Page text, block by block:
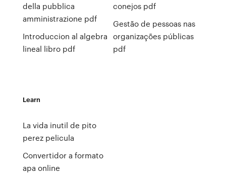
della pubblica
amministrazione pdf
Introduccion al algebra
lineal libro pdf
conejos pdf
Gestão de pessoas nas
organizações públicas
pdf
Learn
La vida inutil de pito
perez pelicula
Convertidor a formato
apa online